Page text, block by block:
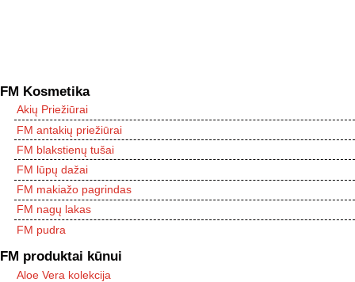
FM Kosmetika
Akių Priežiūrai
FM antakių priežiūrai
FM blakstienų tušai
FM lūpų dažai
FM makiažo pagrindas
FM nagų lakas
FM pudra
FM produktai kūnui
Aloe Vera kolekcija